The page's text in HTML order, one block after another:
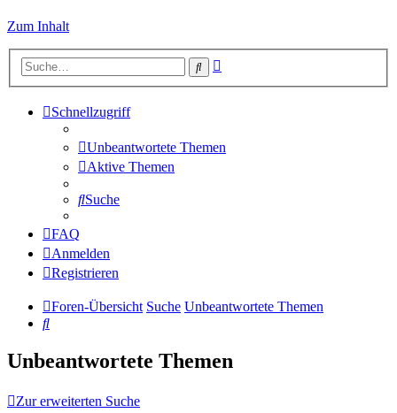
Zum Inhalt
Suche
Schnellzugriff
Unbeantwortete Themen
Aktive Themen
Suche
FAQ
Anmelden
Registrieren
Foren-Übersicht Suche Unbeantwortete Themen
Suche
Unbeantwortete Themen
Zur erweiterten Suche